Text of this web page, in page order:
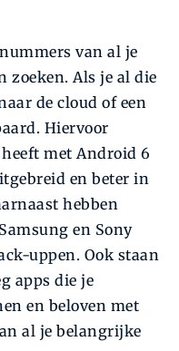
van al je
zoeken. Als je al die
de cloud of een
Hiervoor
met Android 6
en beter in
hebben
en Sony
uppen. Ook staan
apps die je
en beloven met
al je belangrijke